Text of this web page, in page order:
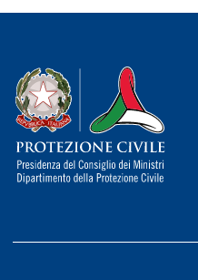
Dipartimento della